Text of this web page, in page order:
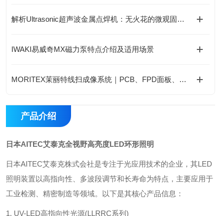
解析Ultrasonic超声波金属点焊机：无火花的微观固态连接技术
IWAKI易威奇MX磁力泵特点介绍及适用场景
MORITEX茉丽特线扫成像系统｜PCB、FPD面板、光学玻璃高精度工业检测应用
产品介绍
日本AITEC艾泰克全视野高亮度LED环形照明
日本AITEC艾泰克株式会社是专注于光应用技术的企业，其LED
照明装置以高指向性、多波段调节和长寿命为特点，主要应用于
工业检测、精密制造等领域。以下是其核心产品信息：
1. UV-LED高指向性光源(LLRRC系列)